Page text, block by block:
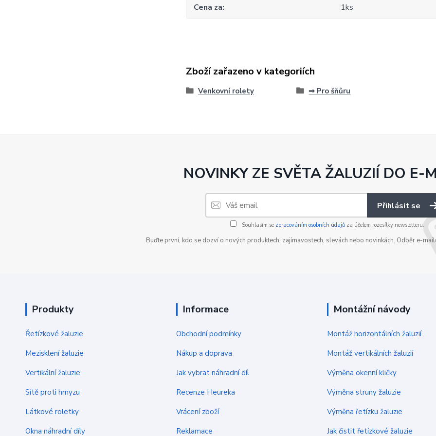
Cena za
1ks
Zboží zařazeno v kategoriích
Venkovní rolety ⇒ Pro šňůru
NOVINKY ZE SVĚTA ŽALUZIÍ DO E-
Přihlásit se
Souhlasím se zpracováním osobních údajůza účelem rozesílky newsletteru.
Buďte první, kdo se dozví o nových produktech, zajímavostech, slevách nebo novinkách. Odběr e-
Produkty
Řetízkové žaluzie
Mezisklení žaluzie
Vertikální žaluzie
Sítě proti hmyzu
Látkové roletky
Okna náhradní díly
Informace
Obchodní podmínky
Nákup a doprava
Jak vybrat náhradní díl
Recenze Heureka
Vrácení zboží
Reklamace
Montážní návody
Montáž horizontálních žaluzií
Montáž vertikálních žaluzií
Výměna okenní kličky
Výměna struny žaluzie
Výměna řetízku žaluzie
Jak čistit řetízkové žaluzie